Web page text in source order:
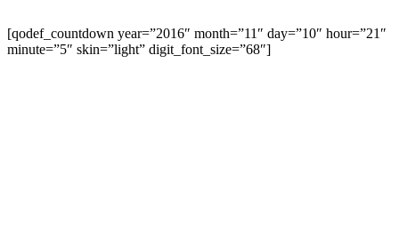
[qodef_countdown year=”2016″ month=”11″ day=”10″ hour=”21″
minute=”5″ skin=”light” digit_font_size=”68″]